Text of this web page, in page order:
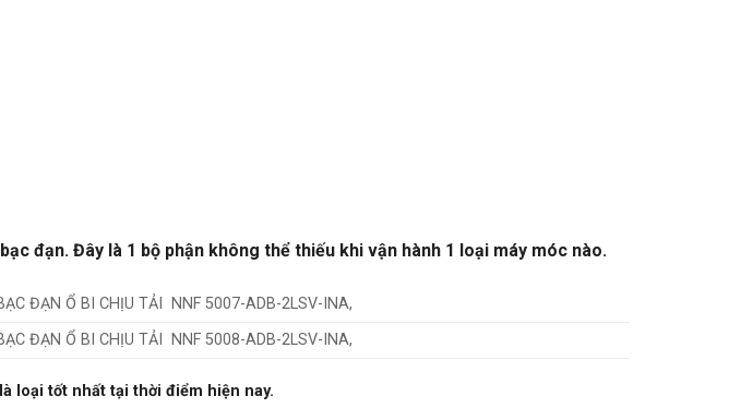
đạn. Đây là 1 bộ phận không thể thiếu khi vận hành 1 loại máy móc nào.
ĐẠN Ổ BI CHỊU TẢI NNF 5007-ADB-2LSV-INA,
ĐẠN Ổ BI CHỊU TẢI NNF 5008-ADB-2LSV-INA,
là loại tốt nhất tại thời điểm hiện nay.